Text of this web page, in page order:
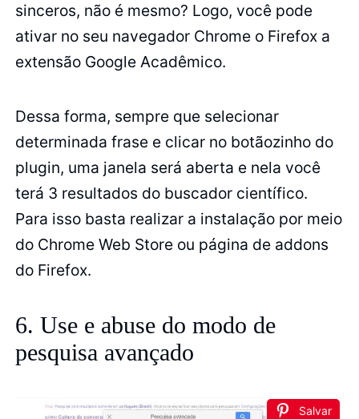
sinceros, não é mesmo? Logo, você pode
ativar no seu navegador Chrome o Firefox a
extensão Google Acadêmico.
Dessa forma, sempre que selecionar
determinada frase e clicar no botãozinho do
plugin, uma janela será aberta e nela você
terá 3 resultados do buscador científico.
Para isso basta realizar a instalação por meio
do Chrome Web Store ou página de addons
do Firefox.
6. Use e abuse do modo de
pesquisa avançado
Salvar